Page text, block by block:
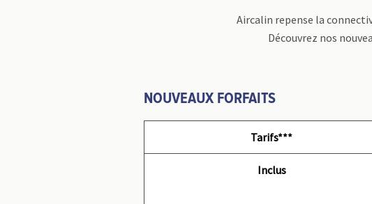
Aircalin repense la
Découvrez nos
NOUVEAUX FORFAITS
Tarifs***
Inclus